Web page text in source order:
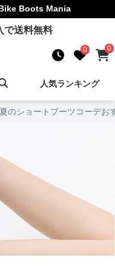
Boots Mania
で送料無料
0 0
人気ランキング
夏のショートブーツコーデお